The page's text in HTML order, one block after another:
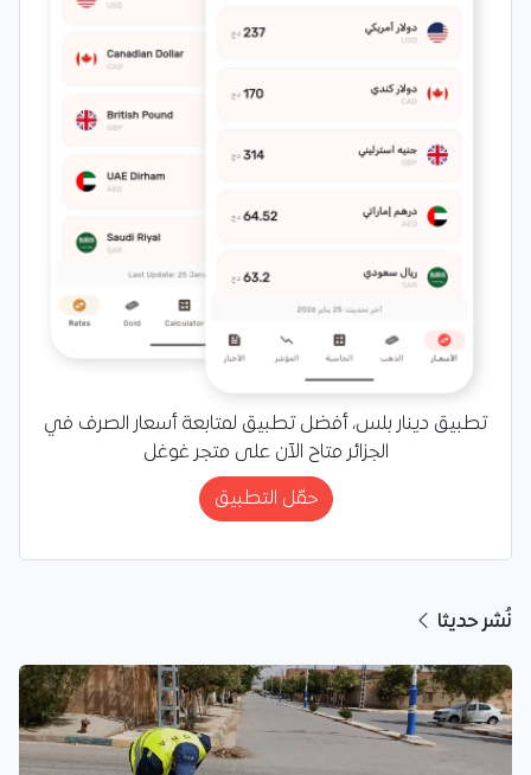
تطبيق دينار بلس، أفضل تطبيق لمتابعة أسعار الصرف في
الجزائر متاح الآن على متجر غوغل
حمّل التطبيق
نُشر حديثا